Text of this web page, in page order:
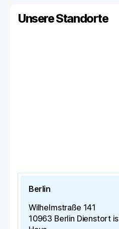
Unsere Standorte
Berlin
Wilhelmstraße 141
10963 Berlin Dienstort